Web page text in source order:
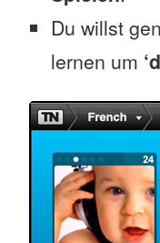
Du willst
lernen um